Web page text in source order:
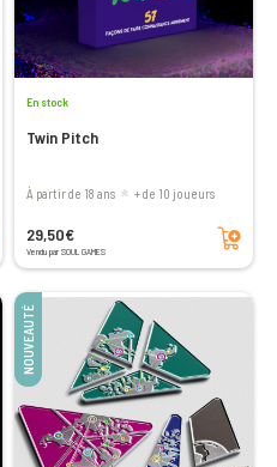
En stock
Twin Pitch
à partir de 18 ans + de 10 joueurs
29,50€
Vendu par SOUL GAMES
Ajouter au panier
NOUVEAUTÉ